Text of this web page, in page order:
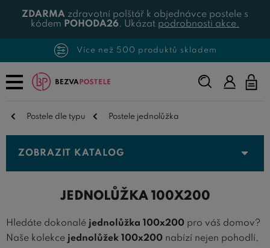
ZDARMA zdravotní polštář k objednávce postele s
kódem POHODA26. Ukázat podrobnosti akce.
Více než 500 produktů skladem
Napište,
co
Postele dle typu Postele jednolůžka
ZOBRAZIT KATALOG
JEDNOLŮŽKA 100X200
Hledáte dokonalé jednolůžka 100x200 pro váš domov?
Naše kolekce jednolůžek 100x200 nabízí nejen pohodlí,